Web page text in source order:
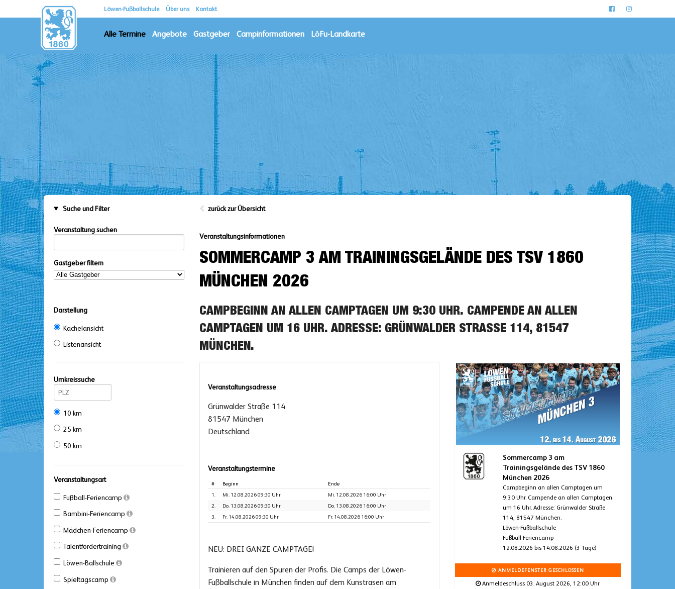
Löwen-Fußballschule Über uns Kontakt
Alle Termine Angebote Gastgeber Campinformationen LöFu-Landkarte
Suche und Filter
Veranstaltung suchen
Gastgeber filtern
Darstellung
Kachelansicht
Listenansicht
Umkreissuche
10 km
25 km
50 km
Veranstaltungsart
Fußball-Feriencamp
Bambini-Feriencamp
Mädchen-Feriencamp
Talentfördertraining
Löwen-Ballschule
Spieltagscamp
zurück zur Übersicht
Veranstaltungsinformationen
SOMMERCAMP 3 AM TRAININGSGELÄNDE DES TSV 1860
MÜNCHEN 2026
CAMPBEGINN AN ALLEN CAMPTAGEN UM 9:30 UHR. CAMPENDE AN ALLEN
CAMPTAGEN UM 16 UHR. ADRESSE: GRÜNWALDER STRASSE 114, 81547 M
ÜNCHEN.
Veranstaltungsadresse
Grünwalder Straße 114
81547 München
Deutschland
Veranstaltungstermine
# Beginn
Ende
1.
Mi. 12.08.2026 09:30 Uhr
Mi. 12.08.2026 16:00 Uhr
2.
Do. 13.08.2026 09:30 Uhr
Do. 13.08.2026 16:00 Uhr
3.
Fr. 14.08.2026 09:30 Uhr Fr. 14.08.2026 16:00 Uhr
NEU: DREI GANZE CAMPTAGE!
Trainieren auf den Spuren der Profis. Die Camps der Löwen-
Fußballschule in München finden auf dem Kunstrasen am
Sommercamp 3 am
Trainingsgelände des TSV 1860
München 2026
Campbeginn an allen Camptagen um
9:30 Uhr. Campende an allen Camptagen
um 16 Uhr. Adresse: Grünwalder Straße
114, 81547 München.
Löwen-Fußballschule
Fußball-Feriencamp
12.08.2026 bis 14.08.2026 (3 Tage)
ANMELDEFENSTER GESCHLOSSEN
Anmeldeschluss 03. August 2026, 12:00 Uhr